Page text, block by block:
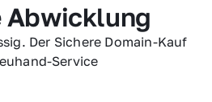
Abwicklung
Der Sichere Domain-Kauf
Service